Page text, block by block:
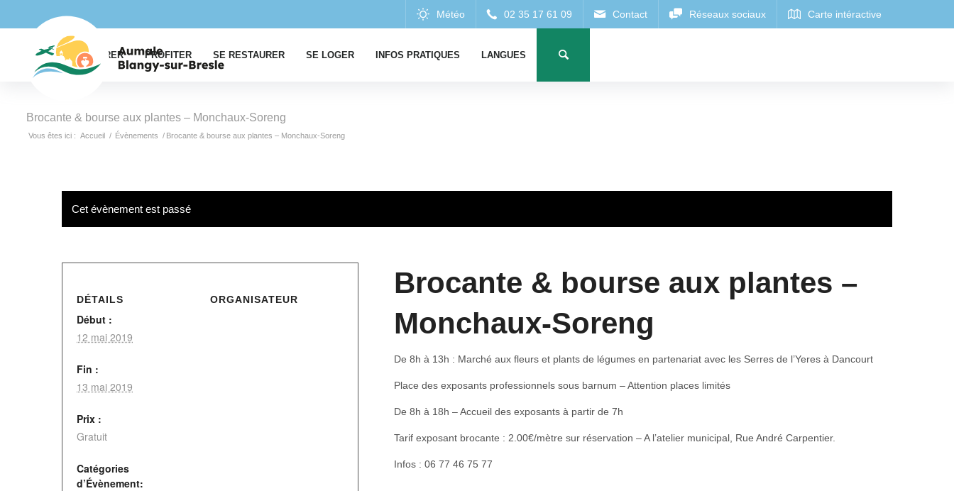
EXPLORER PROFITER SE RESTAURER SE LOGER INFOS PRATIQUES LANGUES
Brocante & bourse aux plantes – Monchaux-Soreng
Vous êtes ici : Accueil / Évènements / Brocante & bourse aux plantes – Monchaux-Soreng
Cet évènement est passé
Brocante & bourse aux plantes –
Monchaux-Soreng
De 8h à 13h : Marché aux fleurs et plants de légumes en partenariat avec les Serres de l’Yeres à Dancourt
Place des exposants professionnels sous barnum – Attention places limités
De 8h à 18h – Accueil des exposants à partir de 7h
Tarif exposant brocante : 2.00€/mètre sur réservation – A l’atelier municipal, Rue André Carpentier.
Infos : 06 77 46 75 77
DÉTAILS
Début :
12 mai 2019
Fin :
13 mai 2019
Prix :
Gratuit
Catégories
d’Évènement:
ORGANISATEUR